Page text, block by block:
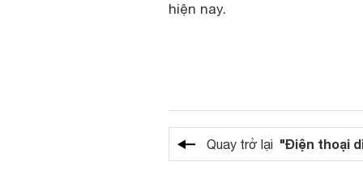
hiện nay.
Quay trở lại "Điện thoại